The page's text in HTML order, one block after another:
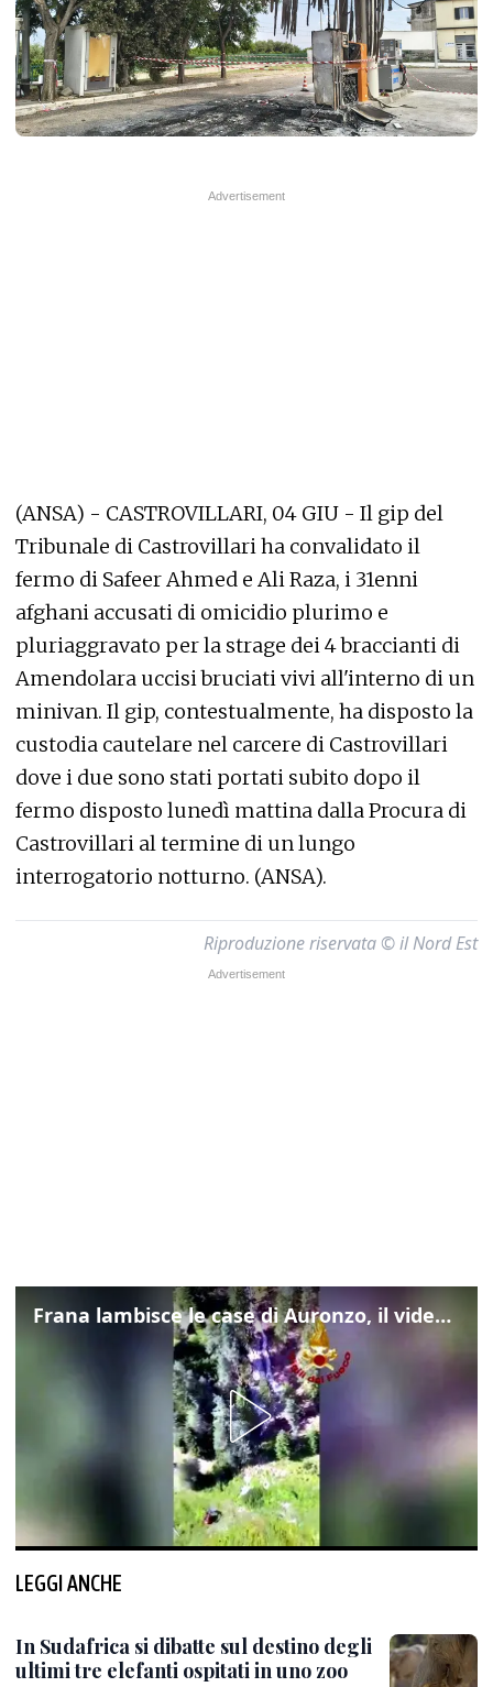
(ANSA) - CASTROVILLARI, 04 GIU - Il gip del
Tribunale di Castrovillari ha convalidato il
fermo di Safeer Ahmed e Ali Raza, i 31enni
afghani accusati di omicidio plurimo e
pluriaggravato per la strage dei 4 braccianti di
Amendolara uccisi bruciati vivi all'interno di un
minivan. Il gip, contestualmente, ha disposto la
custodia cautelare nel carcere di Castrovillari
dove i due sono stati portati subito dopo il
fermo disposto lunedì mattina dalla Procura di
Castrovillari al termine di un lungo
interrogatorio notturno. (ANSA).
Riproduzione riservata © il Nord Est
Frana lambisce le case di Auronzo, il video dall'elicottero dei vigili del fuoco
LEGGI ANCHE
In Sudafrica si dibatte sul destino degli
ultimi tre elefanti ospitati in uno zoo